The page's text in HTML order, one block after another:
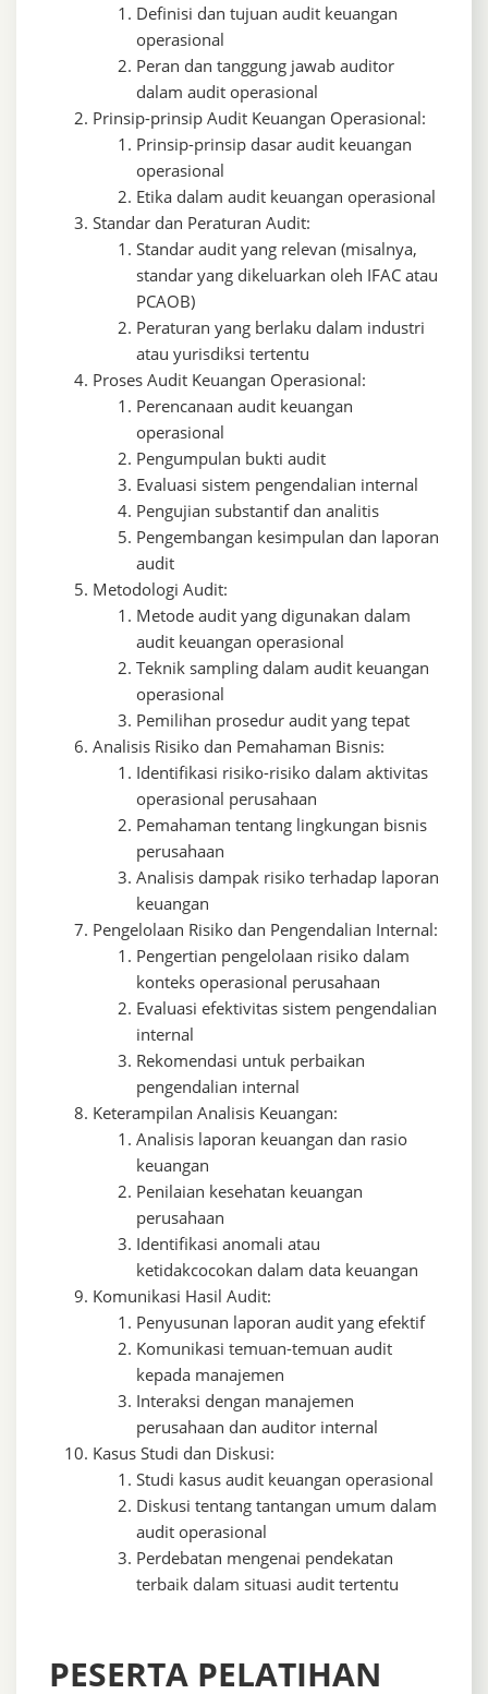
Definisi dan tujuan audit keuangan
operasional
Peran dan tanggung jawab auditor
dalam audit operasional
Prinsip-prinsip Audit Keuangan Operasional:
Prinsip-prinsip dasar audit keuangan
operasional
Etika dalam audit keuangan operasional
Standar dan Peraturan Audit:
Standar audit yang relevan (misalnya,
standar yang dikeluarkan oleh IFAC atau
PCAOB)
Peraturan yang berlaku dalam industri
atau yurisdiksi tertentu
Proses Audit Keuangan Operasional:
Perencanaan audit keuangan
operasional
Pengumpulan bukti audit
Evaluasi sistem pengendalian internal
Pengujian substantif dan analitis
Pengembangan kesimpulan dan laporan
audit
Metodologi Audit:
Metode audit yang digunakan dalam
audit keuangan operasional
Teknik sampling dalam audit keuangan
operasional
Pemilihan prosedur audit yang tepat
Analisis Risiko dan Pemahaman Bisnis:
Identifikasi risiko-risiko dalam aktivitas
operasional perusahaan
Pemahaman tentang lingkungan bisnis
perusahaan
Analisis dampak risiko terhadap laporan
keuangan
Pengelolaan Risiko dan Pengendalian Internal:
Pengertian pengelolaan risiko dalam
konteks operasional perusahaan
Evaluasi efektivitas sistem pengendalian
internal
Rekomendasi untuk perbaikan
pengendalian internal
Keterampilan Analisis Keuangan:
Analisis laporan keuangan dan rasio
keuangan
Penilaian kesehatan keuangan
perusahaan
Identifikasi anomali atau
ketidakcocokan dalam data keuangan
Komunikasi Hasil Audit:
Penyusunan laporan audit yang efektif
Komunikasi temuan-temuan audit
kepada manajemen
Interaksi dengan manajemen
perusahaan dan auditor internal
Kasus Studi dan Diskusi:
Studi kasus audit keuangan operasional
Diskusi tentang tantangan umum dalam
audit operasional
Perdebatan mengenai pendekatan
terbaik dalam situasi audit tertentu
PESERTA PELATIHAN